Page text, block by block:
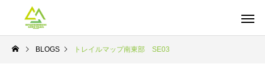
BLOGS トレイルマップ南東部 SE03